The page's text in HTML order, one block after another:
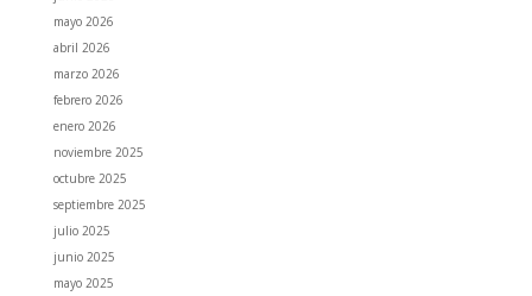
mayo 2026
abril 2026
marzo 2026
febrero 2026
enero 2026
noviembre 2025
octubre 2025
septiembre 2025
julio 2025
junio 2025
mayo 2025